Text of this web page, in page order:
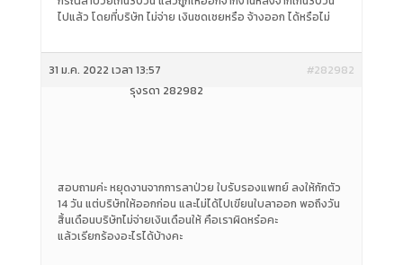
ไปแล้ว โดยที่บริษัท ไม่จ่าย เงินชดเชยหรือ จ้างออก ได้หรือไม่
31 ม.ค. 2022 เวลา 13:57
#282982
รุ้งรดา 282982
สอบถามค่ะ หยุดงานจากการลาป่วย ใบรับรองแพทย์ ลงให้กักตัว
14 วัน แต่บริษัทให้ออกก่อน และไม่ได้ไปเขียนใบลาออก พอถึงวัน
สิ้นเดือนบริษัทไม่จ่ายเงินเดือนให้ คือเราผิดหร๋อคะ
แล้วเรียกร้องอะไรได้บ้างคะ